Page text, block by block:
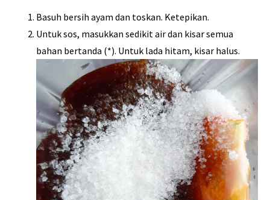
Basuh bersih ayam dan toskan. Ketepikan.
Untuk sos, masukkan sedikit air dan kisar semua
bahan bertanda (*). Untuk lada hitam, kisar halus.